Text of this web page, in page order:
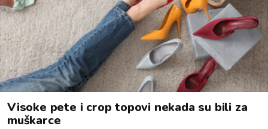
Visoke pete i crop topovi nekada su bili za
muškarce